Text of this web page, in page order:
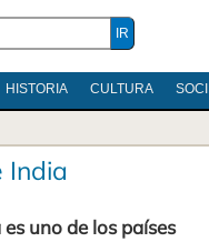
HISTORIA CULTURA
India
es uno de los países